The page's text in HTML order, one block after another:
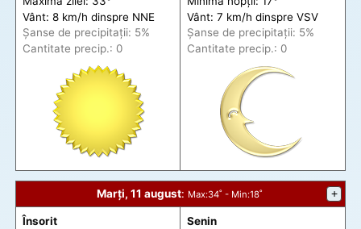
Vânt: 8 km/h dinspre NNE
Șanse de precipitații: 5%
Cantitate precip.: 0
Vânt: 7 km/h dinspre VSV
Șanse de precipitații: 5%
Cantitate precip.: 0
Marți, 11 august: Max:34˚ - Min:18˚ +
Însorit
Senin